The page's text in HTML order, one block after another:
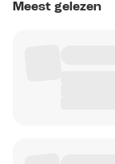
Meest gelezen